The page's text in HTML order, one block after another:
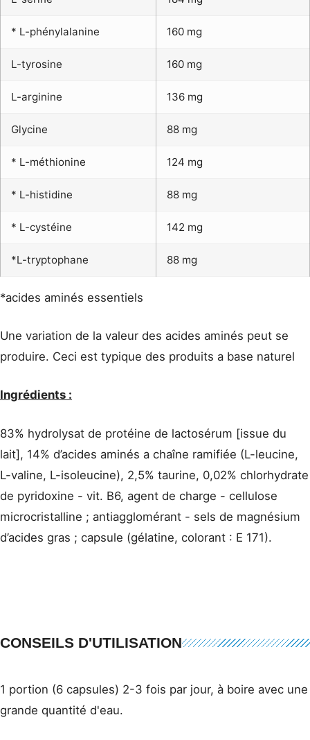
* L-phénylalanine 160 mg
L-tyrosine 160 mg
L-arginine 136 mg
Glycine 88 mg
* L-méthionine 124 mg
* L-histidine 88 mg
* L-cystéine 142 mg
*L-tryptophane 88 mg
*acides aminés essentiels
Une variation de la valeur des acides aminés peut se
produire. Ceci est typique des produits a base naturel
Ingrédients :
83% hydrolysat de protéine de lactosérum [issue du
lait], 14% d’acides aminés a chaîne ramifiée (L-leucine,
L-valine, L-isoleucine), 2,5% taurine, 0,02% chlorhydrate
de pyridoxine - vit. B6, agent de charge - cellulose
microcristalline ; antiagglomérant - sels de magnésium
d’acides gras ; capsule (gélatine, colorant : E 171).
CONSEILS D'UTILISATION
1 portion (6 capsules) 2-3 fois par jour, à boire avec une
grande quantité d'eau.